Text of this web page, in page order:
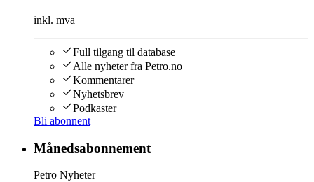
inkl. mva
Full tilgang til database
Alle nyheter fra Petro.no
Kommentarer
Nyhetsbrev
Podkaster
Bli abonnent
Månedsabonnement
Petro Nyheter